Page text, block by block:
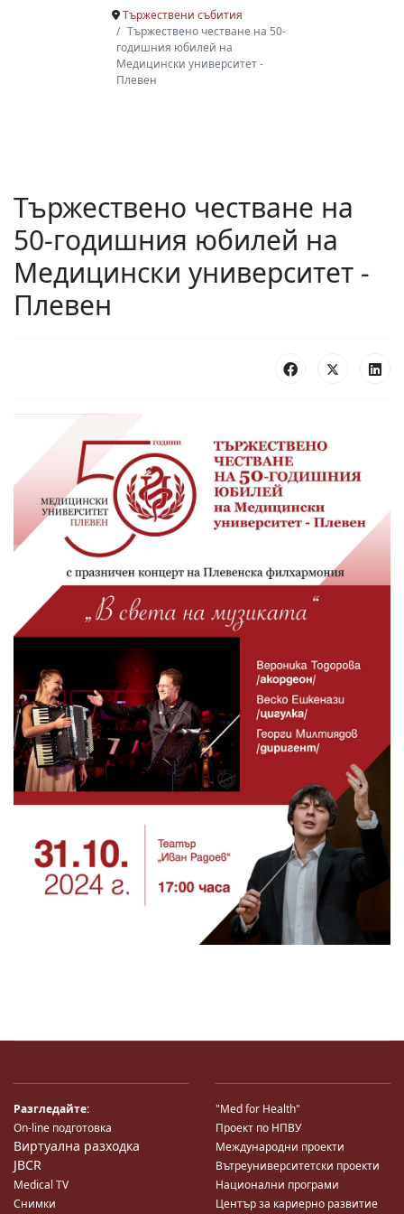
Тържествени събития
Тържествено честване на 50-
годишния юбилей на
Медицински университет -
Плевен
Тържествено честване на
50-годишния юбилей на
Медицински университет -
Плевен
Разгледайте:
On-line подготовка
Виртуална разходка
JBCR
Medical TV
Снимки
"Med for Health"
Проект по НПВУ
Международни проекти
Вътреуниверситетски проекти
Национални програми
Център за кариерно развитие